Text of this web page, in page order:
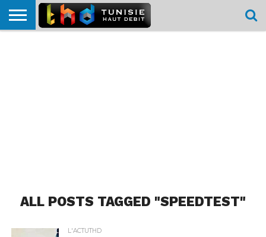
ALL POSTS TAGGED "SPEEDTEST"
L'ACTUTHD